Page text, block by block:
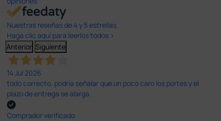
Nuestras reseñas de 4 y 5 estrellas.
Haga clic aquí para leerlos todos >
Anterior Siguiente
14 Jul 2026
todo correcto. podria señalar que un poco caro los portes y el
plazo de entrega se alarga.
Comprador verificado